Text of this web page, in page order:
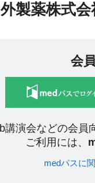
製薬株式
会
講演会などの会員
ご利用には、
medパスに